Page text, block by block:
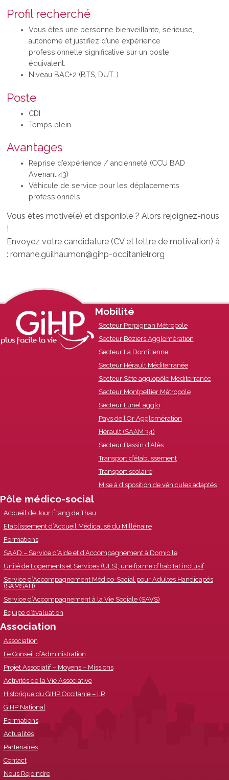
Profil recherché
Vous êtes une personne bienveillante, sérieuse,
autonome et justifiez d’une expérience
professionnelle significative sur un poste
équivalent.
Niveau BAC+2 (BTS, DUT…)
Poste
CDI
Temps plein
Avantages
Reprise d’expérience / ancienneté (CCU BAD
Avenant 43)
Véhicule de service pour les déplacements
professionnels
Vous êtes motivé(e) et disponible ? Alors rejoignez-nous
!
Envoyez votre candidature (CV et lettre de motivation) à
: romane.guilhaumon@gihp-occitanielr.org
Footer
Content
Mobilité
Secteur Perpignan Métropole
Secteur Béziers Agglomération
Secteur La Domitienne
Secteur Hérault Méditerranée
Secteur Sète agglopôle Méditerranée
Secteur Montpellier Métropole
Secteur Lunel agglo
Pays de l’Or Agglomération
Hérault (SAAM 34)
Secteur Bassin d’Alès
Transport d’établissement
Transport scolaire
Mise à disposition de véhicules adaptés
Pôle médico-social
Accueil de Jour Étang de Thau
Etablissement d’Accueil Médicalisé du Millénaire
Formations
SAAD – Service d’Aide et d’Accompagnement à Domicile
Unité de Logements et Services (ULS), une forme d’habitat inclusif
Service d’Accompagnement Médico-Social pour Adultes Handicapés
(SAMSAH)
Service d’Accompagnement à la Vie Sociale (SAVS)
Équipe d’évaluation
Association
Association
Le Conseil d’Administration
Projet Associatif – Moyens – Missions
Activités de la Vie Associative
Historique du GIHP Occitanie – LR
GIHP National
Formations
Actualités
Partenaires
Contact
Nous Rejoindre